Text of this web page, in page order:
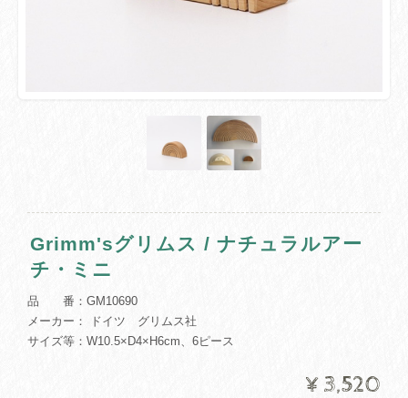
Grimm'sグリムス / ナチュラルアー
チ・ミニ
品 番：GM10690
メーカー： ドイツ グリムス社
サイズ等：W10.5×D4×H6cm、6ピース
¥3,520